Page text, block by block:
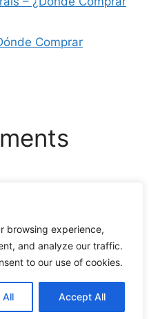
browsing experience,
and analyze our traffic.
to our use of cookies.
All Accept All
Comprar
with GeneratePress